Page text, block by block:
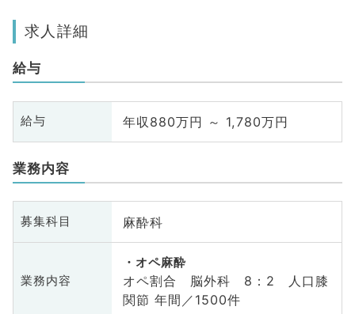
求人詳細
給与
給与 年収880万円 ～ 1,780万円
業務内容
募集科目 麻酔科
業務内容
オペ麻酔
オペ割合 脳外科 8：2 人口膝
関節 年間／1500件